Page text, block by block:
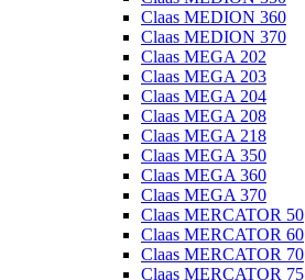
Claas MEDION 360
Claas MEDION 370
Claas MEGA 202
Claas MEGA 203
Claas MEGA 204
Claas MEGA 208
Claas MEGA 218
Claas MEGA 350
Claas MEGA 360
Claas MEGA 370
Claas MERCATOR 50
Claas MERCATOR 60
Claas MERCATOR 70
Claas MERCATOR 75